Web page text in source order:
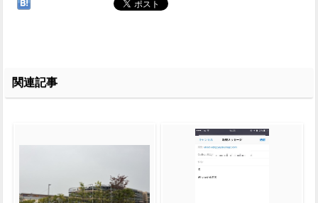
関連記事